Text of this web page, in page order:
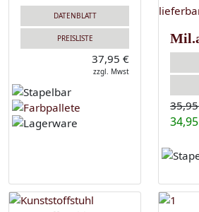
DATENBLATT
PREISLISTE
37,95 €
zzgl. Mwst